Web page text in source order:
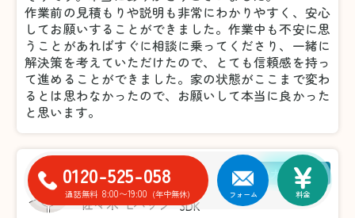
作業前の見積もりや説明も非常にわかりやすく、安心
してお願いすることができました。作業中も不安に思
うことがあればすぐに相談に乗ってくださり、一緒に
解決策を考えていただけたので、とても信頼感を持っ
て進めることができました。家の状態がここまで変わ
るとは思わなかったので、お願いして本当に良かった
と思います。
川崎市
佐々木 Lパック 3DK
粗大ゴミ回収
0120-525-058
通話無料 8:00〜19:00 (年中無休) フォーム 料金